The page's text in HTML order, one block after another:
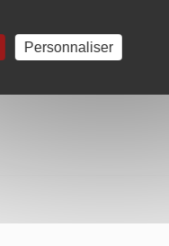
Personnaliser